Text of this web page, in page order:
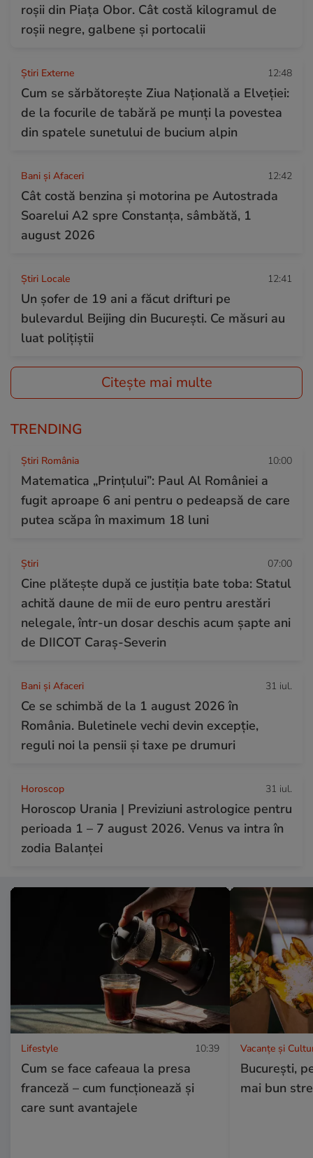
roșii din Piața Obor. Cât costă kilogramul de
roșii negre, galbene și portocalii
Știri Externe 12:48
Cum se sărbătorește Ziua Națională a Elveției:
de la focurile de tabără pe munți la povestea
din spatele sunetului de bucium alpin
Bani și Afaceri 12:42
Cât costă benzina și motorina pe Autostrada
Soarelui A2 spre Constanța, sâmbătă, 1
august 2026
Știri Locale 12:41
Un șofer de 19 ani a făcut drifturi pe
bulevardul Beijing din București. Ce măsuri au
luat polițiștii
Citește mai multe
TRENDING
Știri România 10:00
Matematica „Prințului”: Paul Al României a
fugit aproape 6 ani pentru o pedeapsă de care
putea scăpa în maximum 18 luni
Ştiri 07:00
Cine plătește după ce justiția bate toba: Statul
achită daune de mii de euro pentru arestări
nelegale, într-un dosar deschis acum șapte ani
de DIICOT Caraș-Severin
Bani și Afaceri 31 iul.
Ce se schimbă de la 1 august 2026 în
România. Buletinele vechi devin excepție,
reguli noi la pensii și taxe pe drumuri
Horoscop 31 iul.
Horoscop Urania | Previziuni astrologice pentru
perioada 1 – 7 august 2026. Venus va intra în
zodia Balanței
Lifestyle 10:39
Cum se face cafeaua la presa
franceză – cum funcționează și
care sunt avantajele
Vacanțe și
București,
mai bun